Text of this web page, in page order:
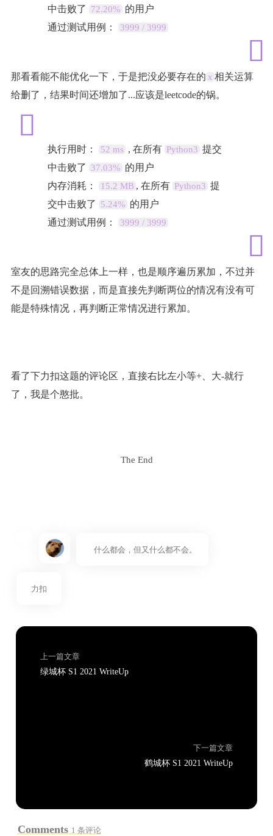
C
+
I-
9
0
0
-
1
0
+
-
1
+
9
4
中击败了
72.20% 的用户
通过测试用例：
3999 / 3999
那看看能不能优化一下，于是把没必要存在的 x 相关运算
给删了，结果时间还增加了...应该是leetcode的锅。
执行用时： 52 ms , 在所有 Python3 提交
中击败了
37.03% 的用户
内存消耗：
15.2 MB , 在所有 Python3 提
交中击败了
5.24% 的用户
通过测试用例：
3999 / 3999
室友的思路完全总体上一样，也是顺序遍历累加，不过并
不是回溯错误数据，而是直接先判断两位的情况有没有可
能是特殊情况，再判断正常情况进行累加。
看了下力扣这题的评论区，直接右比左小等+、大-就行
了，我是个憨批。
The End
什么都会，但又什么都不会。
力扣
上一篇文章
绿城杯 S1 2021 WriteUp
下一篇文章
鹤城杯 S1 2021 WriteUp
Comments 1 条评论